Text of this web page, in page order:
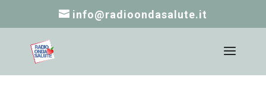
info@radioondasalute.it